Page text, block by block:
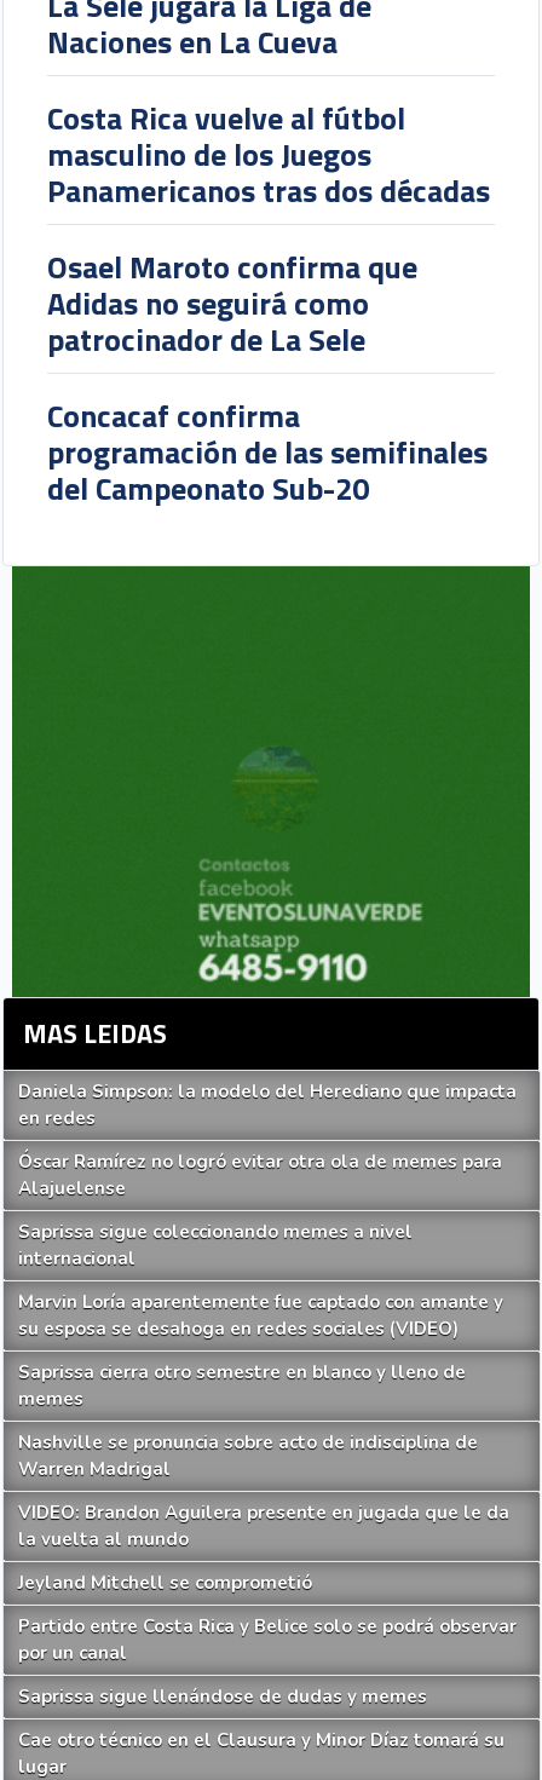
Naciones en La Cueva
Costa Rica vuelve al fútbol
masculino de los Juegos
Panamericanos tras dos décadas
Osael Maroto confirma que
Adidas no seguirá como
patrocinador de La Sele
Concacaf confirma
programación de las semifinales
del Campeonato Sub-20
MAS LEIDAS
Daniela Simpson: la modelo del Herediano que impacta
en redes
Óscar Ramírez no logró evitar otra ola de memes para
Alajuelense
Saprissa sigue coleccionando memes a nivel
internacional
Marvin Loría aparentemente fue captado con amante y
su esposa se desahoga en redes sociales (VIDEO)
Saprissa cierra otro semestre en blanco y lleno de
memes
Nashville se pronuncia sobre acto de indisciplina de
Warren Madrigal
VIDEO: Brandon Aguilera presente en jugada que le da
la vuelta al mundo
Jeyland Mitchell se comprometió
Partido entre Costa Rica y Belice solo se podrá observar
por un canal
Saprissa sigue llenándose de dudas y memes
Cae otro técnico en el Clausura y Minor Díaz tomará su
lugar